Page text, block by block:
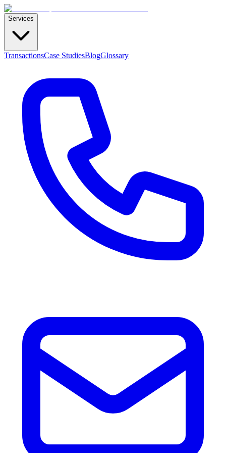
Services
TransactionsCase StudiesBlogGlossary